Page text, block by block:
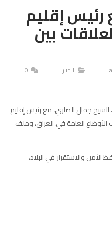
إقليم
بين
الاخبار
0
الشيخ جمال الضاري، مع رئيس إقليم
الأوضاع العامة في العراق، وملف
الأمن والاستقرار في البلاد،